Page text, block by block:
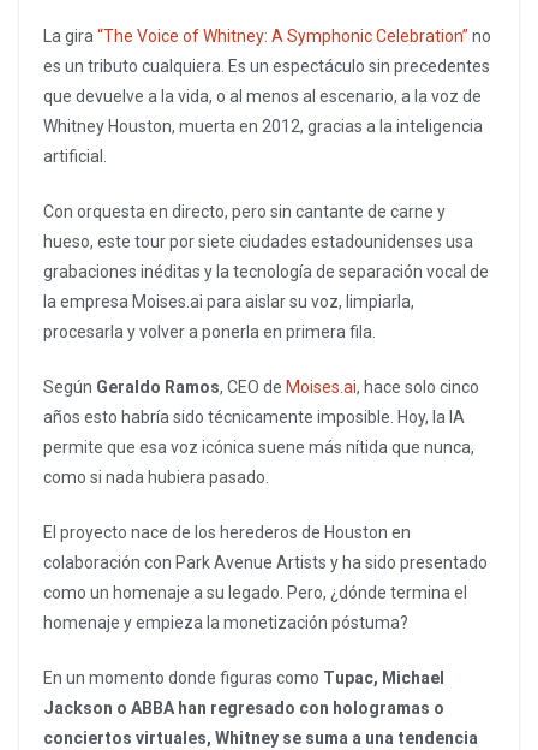
La gira“The Voice of Whitney: A Symphonic Celebration” no
es un tributo cualquiera. Es un espectáculo sin precedentes
que devuelve a la vida, o al menos al escenario, a la voz de
Whitney Houston, muerta en 2012, gracias a la inteligencia
artificial.
Con orquesta en directo, pero sin cantante de carne y
hueso, este tour por siete ciudades estadounidenses usa
grabaciones inéditas y la tecnología de separación vocal de
la empresa Moises.ai para aislar su voz, limpiarla,
procesarla y volver a ponerla en primera fila.
Según Geraldo Ramos, CEO de Moises.ai, hace solo cinco
años esto habría sido técnicamente imposible. Hoy, la IA
permite que esa voz icónica suene más nítida que nunca,
como si nada hubiera pasado.
El proyecto nace de los herederos de Houston en
colaboración con Park Avenue Artists y ha sido presentado
como un homenaje a su legado. Pero, ¿dónde termina el
homenaje y empieza la monetización póstuma?
En un momento donde figuras como Tupac, Michael
Jackson o ABBA han regresado con hologramas o
conciertos virtuales, Whitney se suma a una tendencia